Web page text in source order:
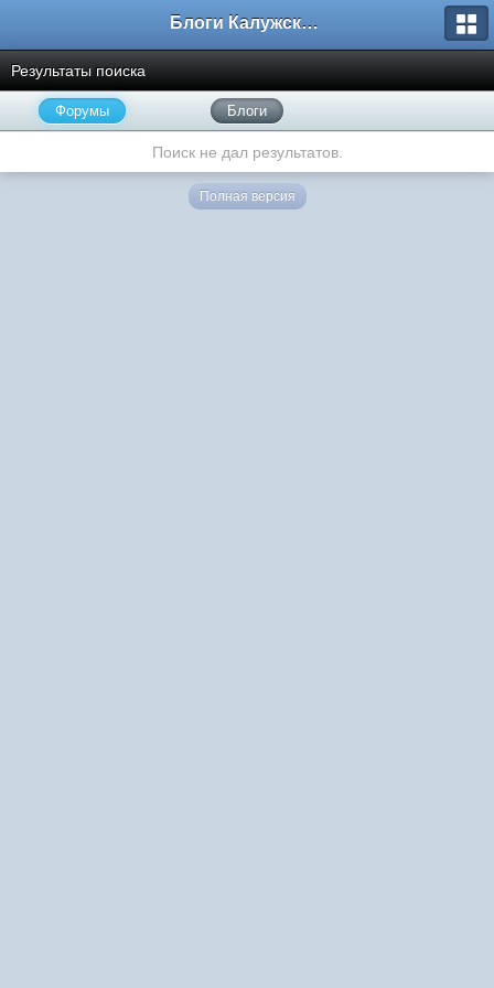
Блоги Калужского перекрестка
Результаты поиска
Форумы Блоги
Поиск не дал результатов.
Полная версия